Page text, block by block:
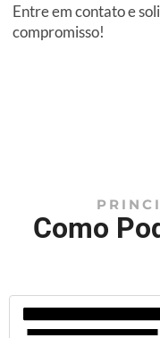
Entre em contato e
compromisso!
Como